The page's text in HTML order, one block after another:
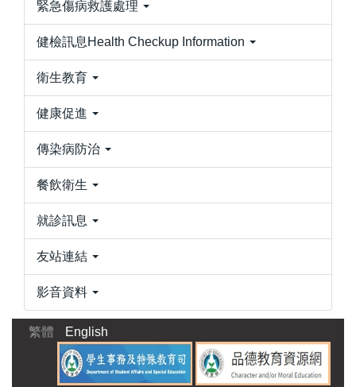
緊急傷病救護處理
健檢訊息Health Checkup Information
衛生教育
健康促進
傳染病防治
餐飲衛生
就診訊息
友站連結
影音資料
繁體 English